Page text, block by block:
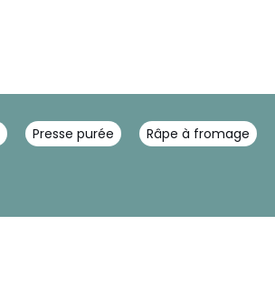
Presse purée Râpe à fromage